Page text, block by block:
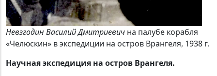
Невзгодин Василий Дмитриевич на палубе корабля
«Челюскин» в экспедиции на остров Врангеля, 1938 г.
Научная экспедиция на остров Врангеля.